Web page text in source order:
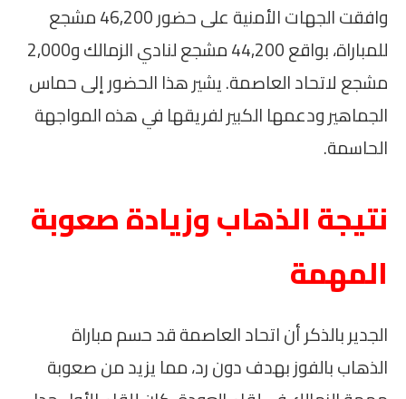
وافقت الجهات الأمنية على حضور 46,200 مشجع
للمباراة، بواقع 44,200 مشجع لنادي الزمالك و2,000
مشجع لاتحاد العاصمة. يشير هذا الحضور إلى حماس
الجماهير ودعمها الكبير لفريقها في هذه المواجهة
الحاسمة.
نتيجة الذهاب وزيادة صعوبة
المهمة
الجدير بالذكر أن اتحاد العاصمة قد حسم مباراة
الذهاب بالفوز بهدف دون رد، مما يزيد من صعوبة